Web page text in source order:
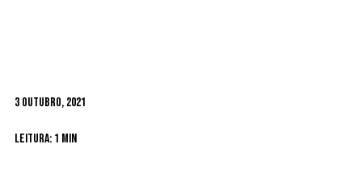
3 Outubro, 2021
Leitura: 1 min